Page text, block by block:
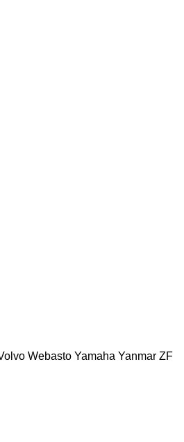
Webasto Yamaha Yanmar ZF